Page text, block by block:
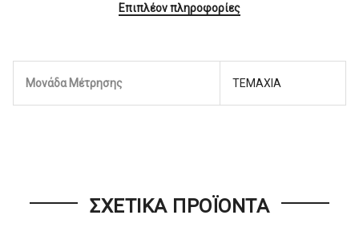
Επιπλέον πληροφορίες
Μονάδα Μέτρησης ΤΕΜΑΧΙΑ
ΣΧΕΤΙΚΆ ΠΡΟΪΌΝΤΑ